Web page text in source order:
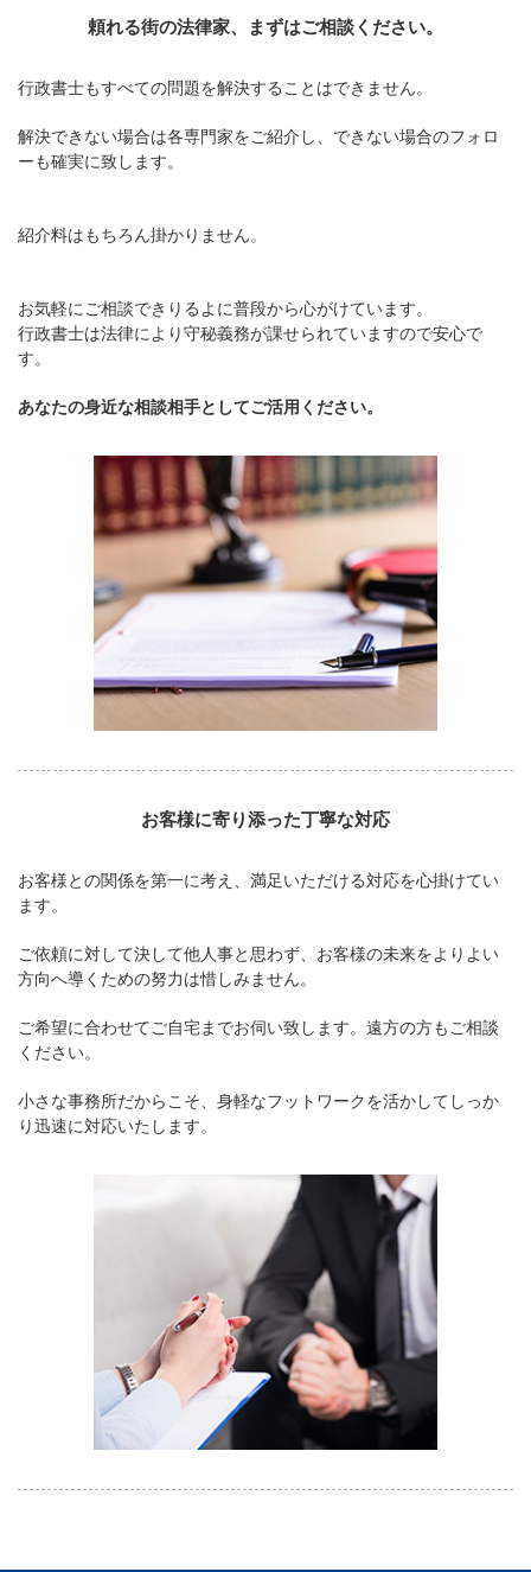
頼れる街の法律家、まずはご相談ください。
行政書士もすべての問題を解決することはできません。
解決できない場合は各専門家をご紹介し、できない場合のフォロ
ーも確実に致します。
紹介料はもちろん掛かりません。
お気軽にご相談できりるよに普段から心がけています。
行政書士は法律により守秘義務が課せられていますので安心で
す。
あなたの身近な相談相手としてご活用ください。
お客様に寄り添った丁寧な対応
お客様との関係を第一に考え、満足いただける対応を心掛けてい
ます。
ご依頼に対して決して他人事と思わず、お客様の未来をよりよい
方向へ導くための努力は惜しみません。
ご希望に合わせてご自宅までお伺い致します。遠方の方もご相談
ください。
小さな事務所だからこそ、身軽なフットワークを活かしてしっか
り迅速に対応いたします。